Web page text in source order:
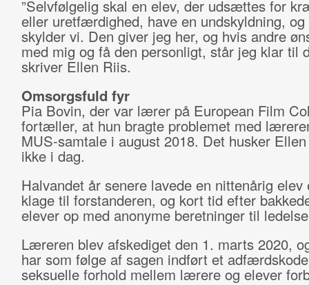
”Selvfølgelig skal en elev, der udsættes for
eller uretfærdighed, have en undskyldning, og
skylder vi. Den giver jeg her, og hvis andre
med mig og få den personligt, står jeg klar til
skriver Ellen Riis.
Omsorgsfuld fyr
Pia Bovin, der var lærer på European Film
fortæller, at hun bragte problemet med
MUS-samtale i august 2018. Det husker
ikke i dag.
Halvandet år senere lavede en nittenårig
klage til forstanderen, og kort tid efter
elever op med anonyme beretninger til
Læreren blev afskediget den 1. marts 2020,
har som følge af sagen indført et
seksuelle forhold mellem lærere og elever